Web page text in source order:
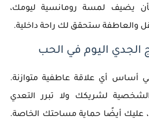
يضيف لمسة رومانسية ليومك،
والعاطفة ستحقق لك راحة داخلية.
الجدي اليوم في الحب
أساس أي علاقة عاطفية متوازنة.
لشريكك ولا تبرر التعدي
عليك أيضًا حماية مساحتك الخاصة.